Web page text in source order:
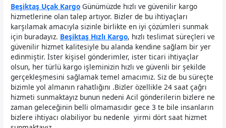
Beşiktaş Uçak Kargo Günümüzde hızlı ve güvenilir kargo
hizmetlerine olan talep artıyor. Bizler de bu ihtiyaçları
karşılamak amacıyla sizinle birlikte en iyi çözümleri sunmak
için buradayız. Beşiktaş Hızlı Kargo, hızlı teslimat süreçleri ve
güvenilir hizmet kalitesiyle bu alanda kendine sağlam bir yer
edinmiştir. İster kişisel gönderimler, ister ticari ihtiyaçlar
olsun, her türlü kargo işleminizin hızlı ve güvenli bir şekilde
gerçekleşmesini sağlamak temel amacımız. Siz de bu süreçte
bizimle yol almanın rahatlığını .Bizler özellikle 24 saat çağrı
hizmeti sunmaktayız bunun nedeni Acil gönderilerin bizlere ne
zaman geleceğinin belli olmamasıdır gece 3 te bile insanların
bizlere ihtiyacı olabiliyor bu nedenle yirmi dört saat hizmet